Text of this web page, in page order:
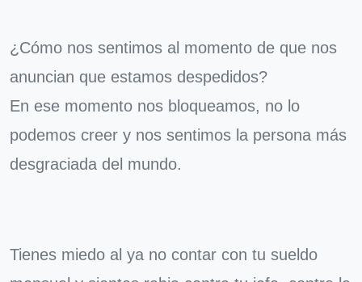
¿Cómo nos sentimos al momento de que nos
anuncian que estamos despedidos?
En ese momento nos bloqueamos, no lo
podemos creer y nos sentimos la persona más
desgraciada del mundo.
Tienes miedo al ya no contar con tu sueldo